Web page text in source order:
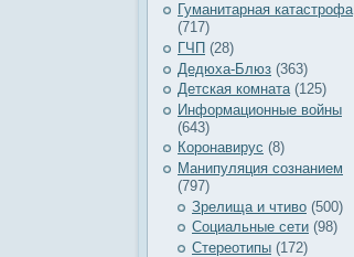
Гуманитарная катастрофа
(717)
ГЧП (28)
Дедюха-Блюз (363)
Детская комната(125)
Информационные войны
(643)
Коронавирус (8)
Манипуляция сознанием
(797)
Зрелища и чтиво (500)
Социальные сети (98)
Стереотипы (172)